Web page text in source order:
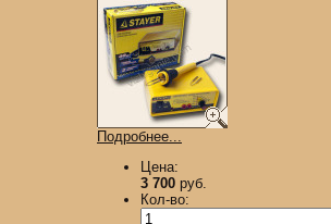
Подробнее...
Цена:
3 700 руб.
Кол-во: